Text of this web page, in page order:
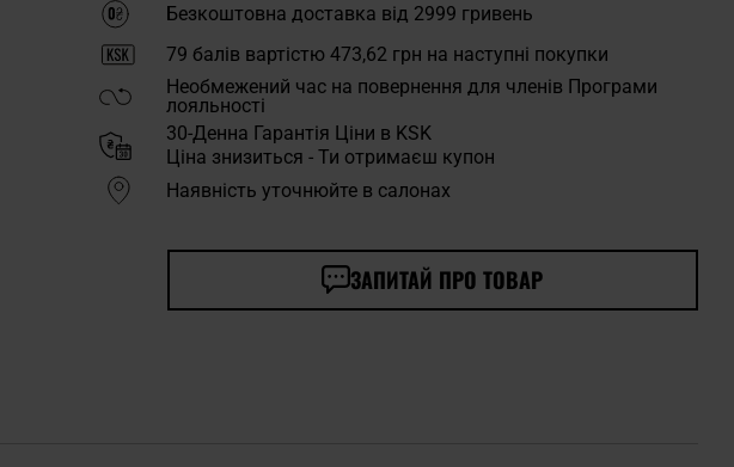
Безкоштовна доставка від 2999 гривень
79 балів вартістю 473,62 грн на наступні покупки
Необмежений час на повернення для членів Програми
лояльності
30-Денна Гарантія Ціни в KSK
Ціна знизиться - Ти отримаєш купон
Наявність уточнюйте в салонах
ЗАПИТАЙ ПРО ТОВАР